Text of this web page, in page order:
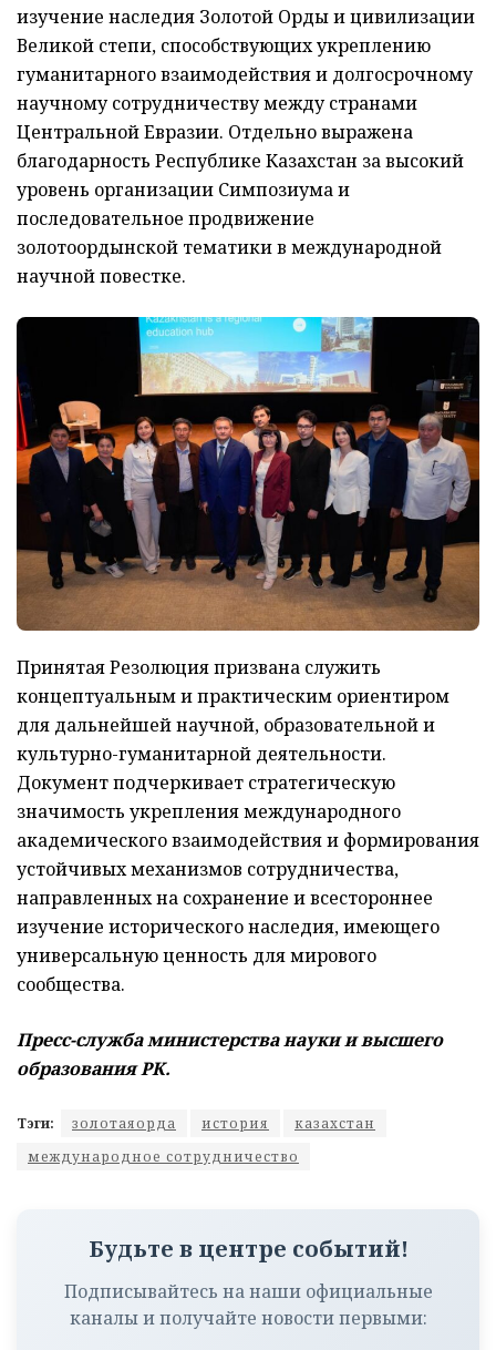
изучение наследия Золотой Орды и цивилизации
Великой степи, способствующих укреплению
гуманитарного взаимодействия и долгосрочному
научному сотрудничеству между странами
Центральной Евразии. Отдельно выражена
благодарность Республике Казахстан за высокий
уровень организации Симпозиума и
последовательное продвижение
золотоордынской тематики в международной
научной повестке.
Принятая Резолюция призвана служить
концептуальным и практическим ориентиром
для дальнейшей научной, образовательной и
культурно-гуманитарной деятельности.
Документ подчеркивает стратегическую
значимость укрепления международного
академического взаимодействия и формирования
устойчивых механизмов сотрудничества,
направленных на сохранение и всестороннее
изучение исторического наследия, имеющего
универсальную ценность для мирового
сообщества.
Пресс-служба министерства науки и высшего
образования РК.
Тэги: золотаяорда история
казахстан
международное сотрудничество
Будьте в центре событий!
Подписывайтесь на наши официальные
каналы и получайте новости первыми: